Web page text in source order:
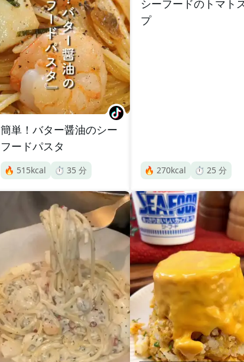
簡単！バター醤油のシー
フードパスタ
🔥 515kcal ⏱️ 35 分
シーフードのトマト
プ
🔥 270kcal ⏱️ 25 分